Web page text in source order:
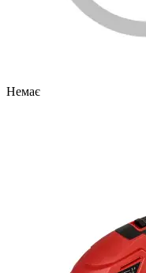
Немає